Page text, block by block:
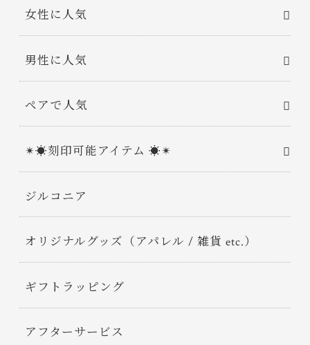
女性に人気
男性に人気
ペアで人気
✴︎☀︎刻印可能アイテム ☀︎✴︎
ジルコニア
オリジナルグッズ（アパレル / 雑貨 etc.）
ギフトラッピング
アフターサービス